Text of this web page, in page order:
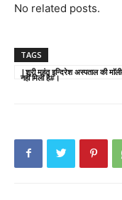
No related posts.
TAGS
|श्री महंत इन्दिरेश अस्पताल की
नहीं मिली है#।